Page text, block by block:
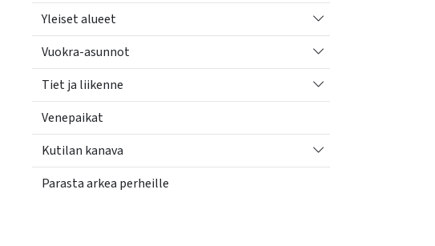
Yleiset alueet
Vaihda alasvetovalikkoa
Vuokra-asunnot
Vaihda alasvetovalikkoa
Tiet ja liikenne
Vaihda alasvetovalikkoa
Venepaikat
Kutilan kanava
Vaihda alasvetovalikkoa
Parasta arkea perheille